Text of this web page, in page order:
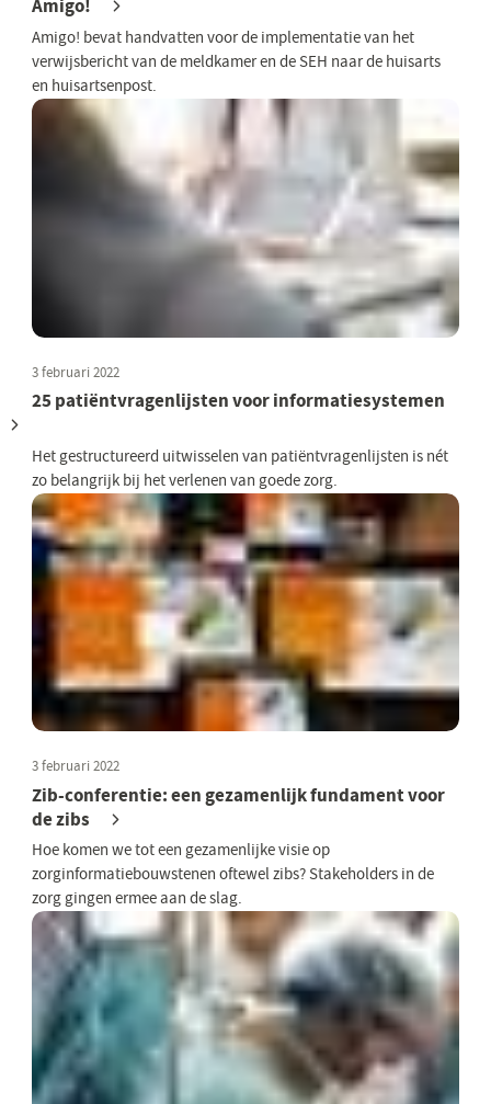
Amigo!
Amigo! bevat handvatten voor de implementatie van het
verwijsbericht van de meldkamer en de SEH naar de huisarts
en huisartsenpost.
3 februari 2022
25 patiëntvragenlijsten voor informatiesystemen
Het gestructureerd uitwisselen van patiëntvragenlijsten is nét
zo belangrijk bij het verlenen van goede zorg.
3 februari 2022
Zib-conferentie: een gezamenlijk fundament voor
de zibs
Hoe komen we tot een gezamenlijke visie op
zorginformatiebouwstenen oftewel zibs? Stakeholders in de
zorg gingen ermee aan de slag.